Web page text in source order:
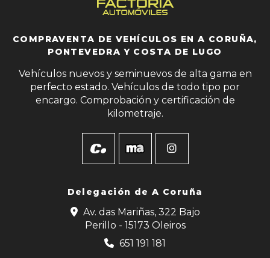
COMPRAVENTA DE VEHÍCULOS EN A CORUÑA,
PONTEVEDRA Y COSTA DE LUGO
Vehículos nuevos y seminuevos de alta gama en
perfecto estado. Vehículos de todo tipo por
encargo. Comprobación y certificación de
kilometraje.
Delegación deA Coruña
Av. das Mariñas, 322 Bajo
Perillo - 15173 Oleiros
651 191 181